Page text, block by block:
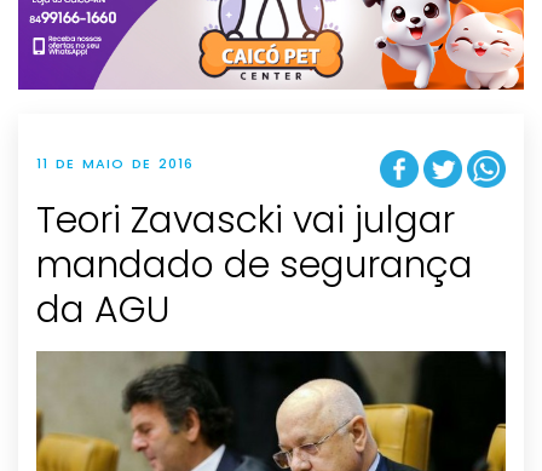
t
i
o
n
11 DE MAIO DE 2016
Teori Zavascki vai julgar
mandado de segurança
da AGU